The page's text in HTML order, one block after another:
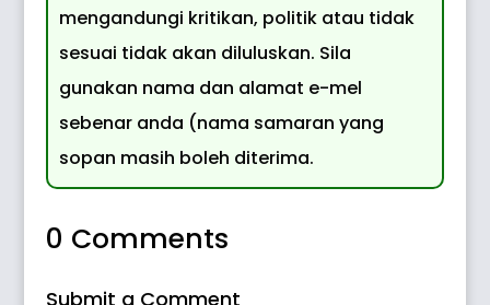
mengandungi kritikan, politik atau tidak
sesuai tidak akan diluluskan. Sila
gunakan nama dan alamat e-mel
sebenar anda (nama samaran yang
sopan masih boleh diterima.
0 Comments
Submit a Comment